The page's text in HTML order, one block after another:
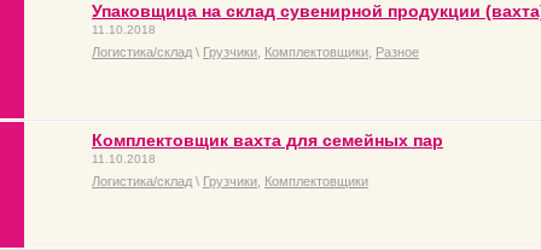
Упаковщица на склад сувенирной продукции
11.10.2018
Логистика/склад \ Грузчики Комплектовщики Разное
Комплектовщик вахта для семейных пар
11.10.2018
Логистика/склад \ Грузчики Комплектовщики